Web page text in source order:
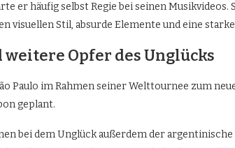
er häufig selbst Regie bei seinen
visuellen Stil, absurde Elemente und eine
Opfer des Unglücks
Paulo im Rahmen seiner Welttournee zum
geplant.
bei dem Unglück außerdem der argentinische